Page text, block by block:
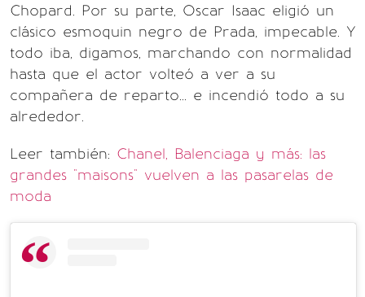
Chopard. Por su parte, Oscar Isaac eligió un
clásico esmoquin negro de Prada, impecable. Y
todo iba, digamos, marchando con normalidad
hasta que el actor volteó a ver a su
compañera de reparto... e incendió todo a su
alrededor.
Leer también: Chanel, Balenciaga y más: las
grandes "maisons" vuelven a las pasarelas de
moda